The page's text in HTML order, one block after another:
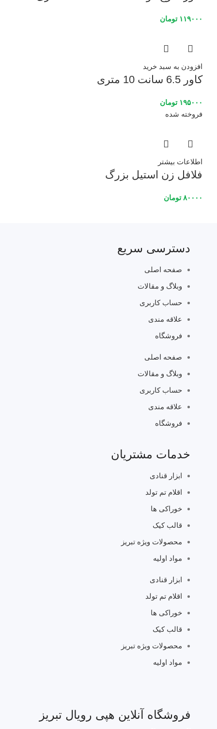
۱۱۹۰۰۰ تومان
افزودن به سبد خرید
کاور 6.5 سانت 10 متری
۱۹۵۰۰۰ تومان
فروخته شده
اطلاعات بیشتر
فلافل زن استیل بزرگ
۸۰۰۰۰ تومان
دسترسی سریع
صفحه اصلی
وبلاگ و مقالات
حساب کاربری
علاقه مندی
فروشگاه
صفحه اصلی
وبلاگ و مقالات
حساب کاربری
علاقه مندی
فروشگاه
خدمات مشتریان
ابزار قنادی
اقلام تم تولد
خوراکی ها
قالب کیک
محصولات ویژه تبریز
مواد اولیه
ابزار قنادی
اقلام تم تولد
خوراکی ها
قالب کیک
محصولات ویژه تبریز
مواد اولیه
فروشگاه آنلاین هپی رویال تبریز